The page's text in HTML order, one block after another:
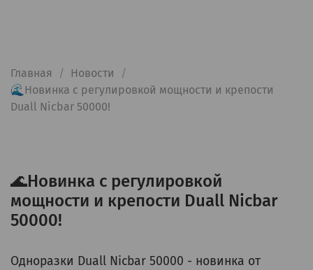
Главная
Новости
🌊Новинка с регулировкой мощности и крепости
Duall Nicbar 50000!
🌊Новинка с регулировкой
мощности и крепости Duall Nicbar
50000!
Одноразки Duall Nicbar 50000 - новинка от